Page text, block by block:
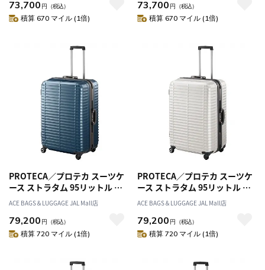
73,700 円 （税込）
積算 670 マイル (1倍)
73,700 円 （税込）
積算 670 マイル (1倍)
PROTECA／プロテカ スーツケ
ース ストラタム 95リットル フ
レームタイプ 00852
ACE BAGS＆LUGGAGE JAL Mall店
79,200 円 （税込）
積算 720 マイル (1倍)
PROTECA／プロテカ スーツケ
ース ストラタム 95リットル フ
レームタイプ 00852
ACE BAGS＆LUGGAGE JAL Mall店
79,200 円 （税込）
積算 720 マイル (1倍)